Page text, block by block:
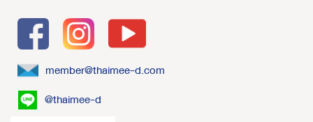
member@thaimee-d.com
@thaimee-d